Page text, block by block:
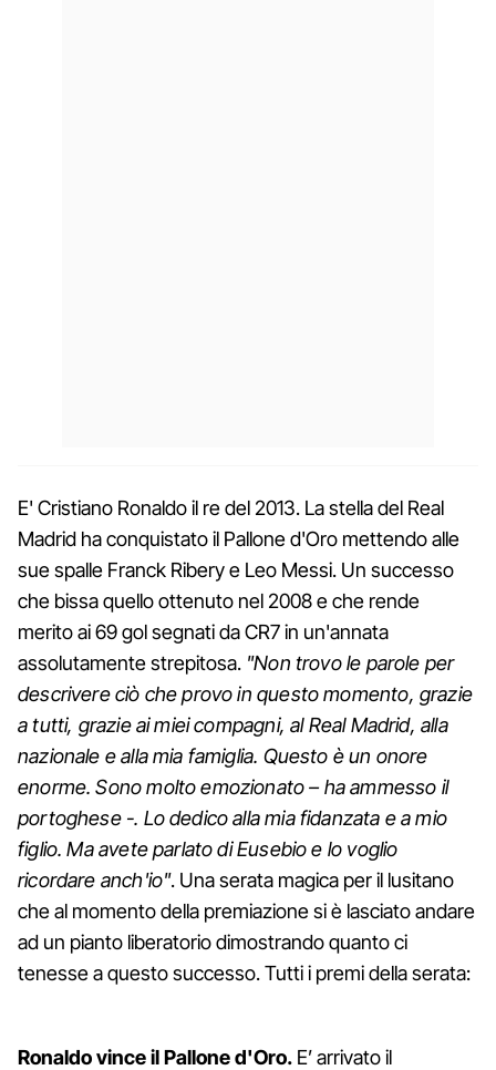
E' Cristiano Ronaldo il re del 2013. La stella del Real
Madrid ha conquistato il Pallone d'Oro mettendo alle
sue spalle Franck Ribery e Leo Messi. Un successo
che bissa quello ottenuto nel 2008 e che rende
merito ai 69 gol segnati da CR7 in un'annata
assolutamente strepitosa. "Non trovo le parole per
descrivere ciò che provo in questo momento, grazie
a tutti, grazie ai miei compagni, al Real Madrid, alla
nazionale e alla mia famiglia. Questo è un onore
enorme. Sono molto emozionato – ha ammesso il
portoghese -. Lo dedico alla mia fidanzata e a mio
figlio. Ma avete parlato di Eusebio e lo voglio
ricordare anch'io". Una serata magica per il lusitano
che al momento della premiazione si è lasciato andare
ad un pianto liberatorio dimostrando quanto ci
tenesse a questo successo. Tutti i premi della serata:
Ronaldo vince il Pallone d'Oro. E’ arrivato il